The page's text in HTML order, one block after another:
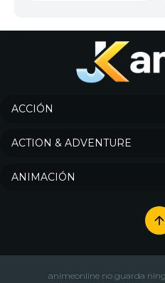
Música
ACCIÓN
ACTION & ADVENTURE
ANIMACIÓN
animeonline no guarda